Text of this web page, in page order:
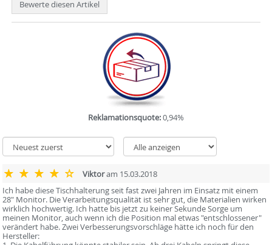
Bewerte diesen Artikel
Reklamationsquote:0,94%
Viktoram 15.03.2018
Ich habe diese Tischhalterung seit fast zwei Jahren im Einsatz mit einem
28" Monitor. Die Verarbeitungsqualität ist sehr gut, die Materialien wirken
wirklich hochwertig. Ich hatte bis jetzt zu keiner Sekunde Sorge um
meinen Monitor, auch wenn ich die Position mal etwas "entschlossener"
verändert habe. Zwei Verbesserungsvorschläge hätte ich noch für den
Hersteller: